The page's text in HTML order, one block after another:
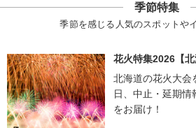
季節特集
季節を感じる人気のスポットや
花火特集2026【北
北海道の花火大会
日、中止・延期
をお届け！